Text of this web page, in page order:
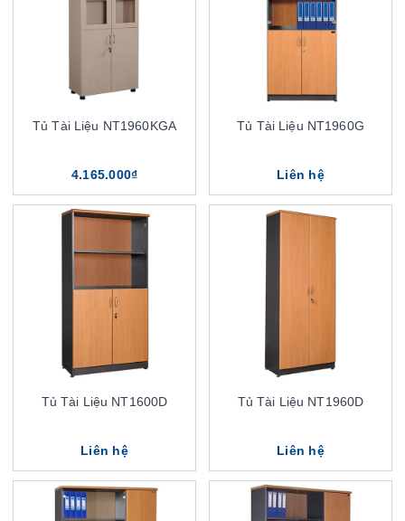
Tủ Tài Liệu NT1960KGA
4.165.000₫
Tủ Tài Liệu NT1960G
Liên hệ
Tủ Tài Liệu NT1600D
Liên hệ
Tủ Tài Liệu NT1960D
Liên hệ